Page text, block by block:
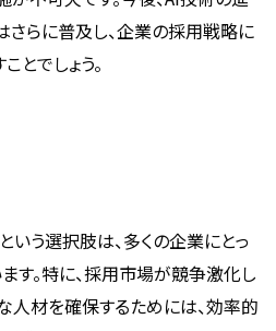
さらに普及し、企業の採用戦略に
とでしょう。
いう選択肢は、多くの企業にとっ
す。特に、採用市場が競争激化し
人材を確保するためには、効率的